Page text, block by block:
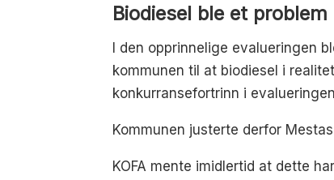
Biodiesel ble et problem
I den opprinnelige evalueringen
kommunen til at biodiesel i
konkurransefortrinn i
Kommunen justerte derfor
KOFA mente imidlertid at dette